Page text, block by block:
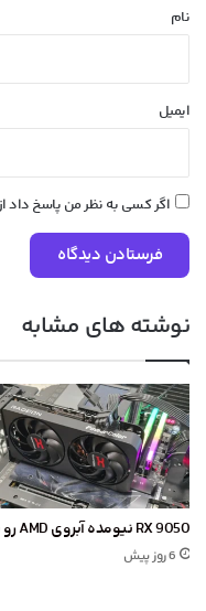
نام
ایمیل
اگر کسی به نظر من پاسخ داد
نوشته های مشابه
RX 9050 نیومده آبروی AMD رو برد!
6 روز پیش